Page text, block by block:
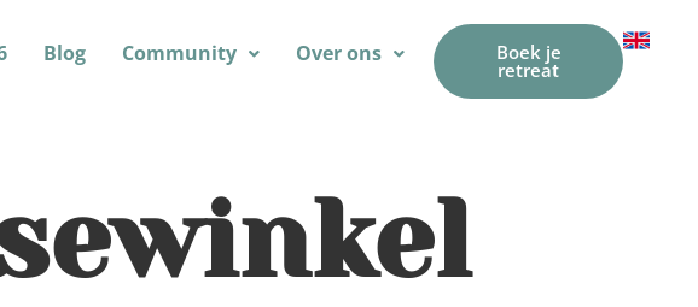
Blog Community Over ons Boek je
retreat